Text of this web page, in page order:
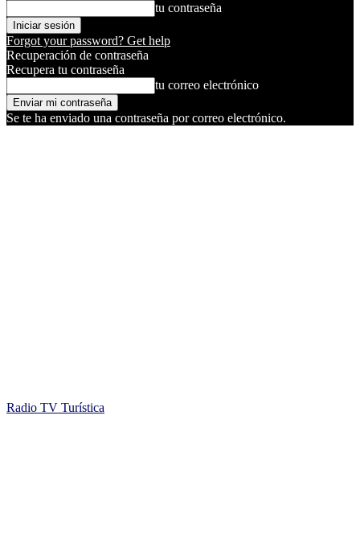
tu contraseña
Forgot your password? Get help
Recuperación de contraseña
Recupera tu contraseña
tu correo electrónico
Se te ha enviado una contraseña por correo electrónico.
Radio TV Turística